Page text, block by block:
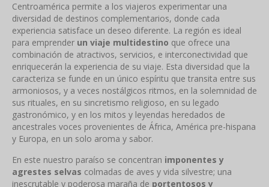
Centroamérica permite a los viajeros experimentar una
diversidad de destinos complementarios, donde cada
experiencia satisface un deseo diferente. La región es ideal
para emprender un viaje multidestino que ofrece una
combinación de atractivos, servicios, e interconectividad que
enriquecerán la experiencia de su viaje. Esta diversidad que la
caracteriza se funde en un único espíritu que transita entre sus
armoniosos, y a veces nostálgicos ritmos, en la solemnidad de
sus rituales, en su sincretismo religioso, en su legado
gastronómico, y en los mitos y leyendas heredados de
ancestrales voces provenientes de África, América pre-hispana
y Europa, en un solo aroma y sabor.
En este nuestro paraíso se concentran imponentes y
agrestes selvas colmadas de aves y vida silvestre; una
inescrutable y poderosa maraña de portentosos y